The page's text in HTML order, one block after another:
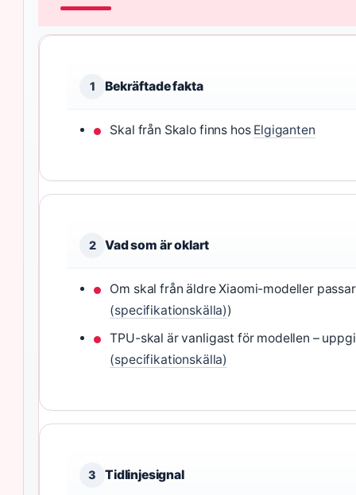
1 Bekräftade fakta
Skal från Skalo finns hos Elgiganten
2 Vad som är oklart
Om skal från äldre Xiaomi-modeller
(specifikationskälla))
TPU-skal är vanligast för modellen –
(specifikationskälla)
3 Tidlinjesignal